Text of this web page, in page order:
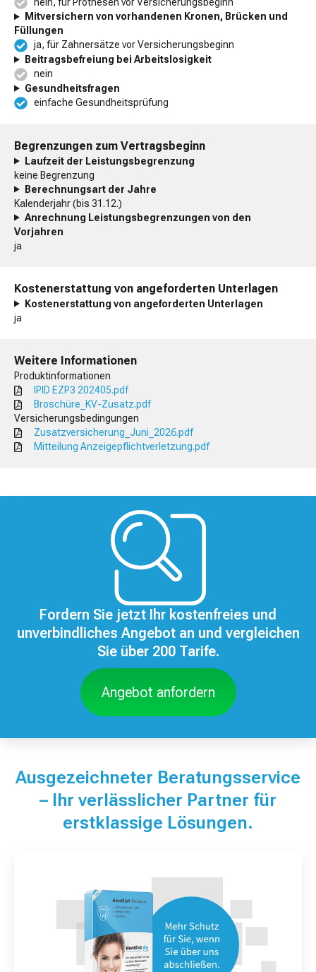
Mitversichern von vorhandenen Kronen, Brücken und
Füllungen
ja, für Zahnersätze vor Versicherungsbeginn
Beitragsbefreiung bei Arbeitslosigkeit
nein
Gesundheitsfragen
einfache Gesundheitsprüfung
Begrenzungen zum Vertragsbeginn
Laufzeit der Leistungsbegrenzung
keine Begrenzung
Berechnungsart der Jahre
Kalenderjahr (bis 31.12.)
Anrechnung Leistungsbegrenzungen von den
Vorjahren
ja
Kostenerstattung von angeforderten Unterlagen
Kostenerstattung von angeforderten Unterlagen
ja
Weitere Informationen
Produktinformationen
IPID EZP3 202405.pdf
Broschüre_KV-Zusatz.pdf
Versicherungsbedingungen
Zusatzversicherung_Juni_2026.pdf
Mitteilung Anzeigepflichtverletzung.pdf
Fordern Sie jetzt Ihr kostenfreies und
unverbindliches Angebot an und vergleichen
Sie über 200 Tarife.
Angebot anfordern
Ausgezeichneter Beratungsservice
– Ihr verlässlicher Partner für
erstklassige Lösungen.